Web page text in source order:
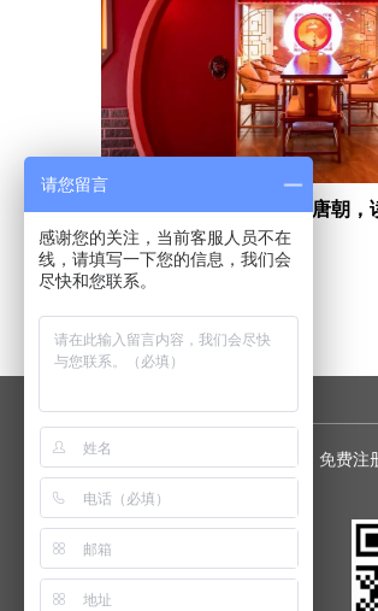
友爱 · 活动 | 梦回唐朝，
免费注
请您留言
感谢您的关注，当前客服人员不在
线，请填写一下您的信息，我们会
尽快和您联系。